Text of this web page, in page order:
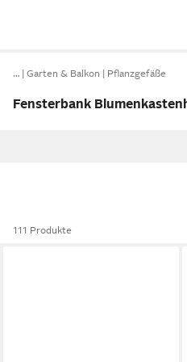
… Garten & Balkon Pflanzgefäße
Fensterbank
111 Produkte